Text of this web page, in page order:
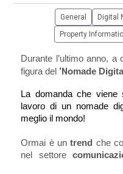
General Digital
Property
Durante l’ultimo anno, a
figura del ‘Nomade
La domanda che
lavoro di un nomade
meglio il mondo!
Ormai è un trend che
nel settore